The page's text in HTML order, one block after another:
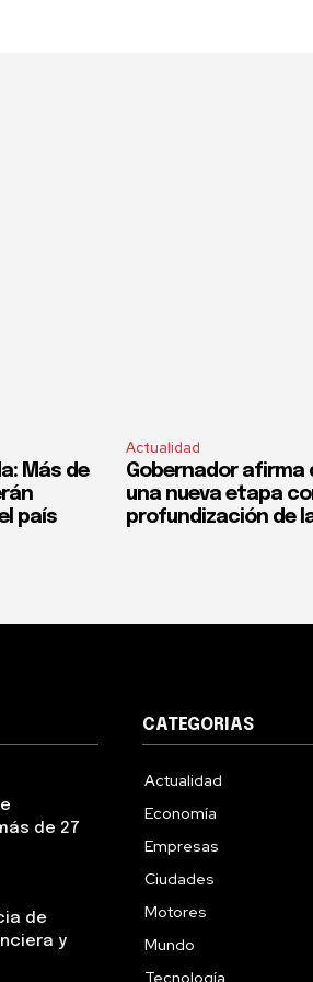
Más de
país
Actualidad
Gobernador afirma
una nueva etapa
profundización de
de 27
de
y
CATEGORIAS
Actualidad
Economía
Empresas
Ciudades
Motores
Mundo
Tecnología